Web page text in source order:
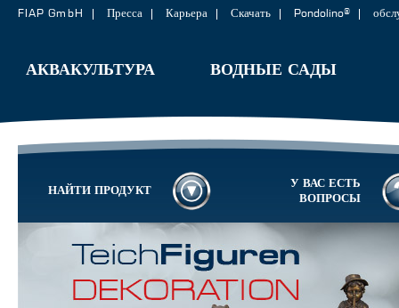
АКВАКУЛЬТУРА ВОДНЫЕ САДЫ
FIAP GmbH Пресса Карьера Скачать Pondolino®
НАЙТИ ПРОДУКТ
У ВАС ЕСТЬ
ВОПРОСЫ